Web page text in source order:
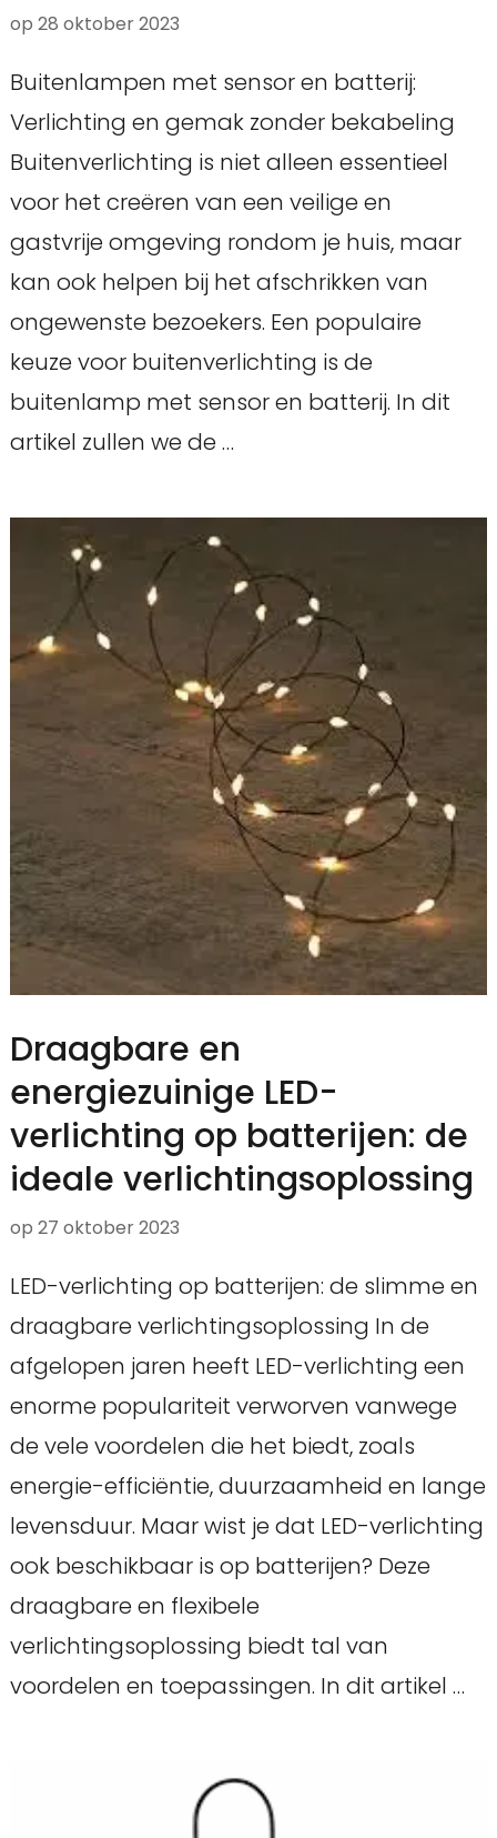
op 28 oktober 2023
Buitenlampen met sensor en batterij:
Verlichting en gemak zonder bekabeling
Buitenverlichting is niet alleen essentieel
voor het creëren van een veilige en
gastvrije omgeving rondom je huis, maar
kan ook helpen bij het afschrikken van
ongewenste bezoekers. Een populaire
keuze voor buitenverlichting is de
buitenlamp met sensor en batterij. In dit
artikel zullen we de …
Draagbare en
energiezuinige LED-
verlichting op batterijen: de
ideale verlichtingsoplossing
op 27 oktober 2023
LED-verlichting op batterijen: de slimme en
draagbare verlichtingsoplossing In de
afgelopen jaren heeft LED-verlichting een
enorme populariteit verworven vanwege
de vele voordelen die het biedt, zoals
energie-efficiëntie, duurzaamheid en lange
levensduur. Maar wist je dat LED-verlichting
ook beschikbaar is op batterijen? Deze
draagbare en flexibele
verlichtingsoplossing biedt tal van
voordelen en toepassingen. In dit artikel …